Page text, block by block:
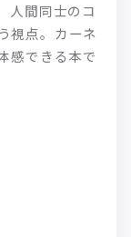
人間同士のコ
視点。カーネ
感できる本で